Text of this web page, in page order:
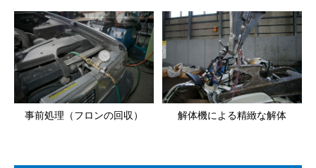
事前処理（フロンの回収） 解体機による精緻な解体